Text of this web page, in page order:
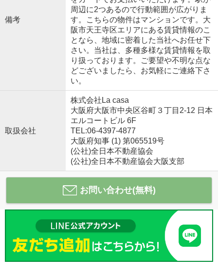
備考
周辺に2つあるので行動範囲が広がりま
す。こちらの物件はマンションです。大
阪市天王寺区エリアにある賃貸情報のこ
となら、地域に密着した当社へお任せ下
さい。当社は、多種多様な賃貸情報を取
り扱っております。ご要望や不明な点な
どございましたら、お気軽にご連絡下さ
い。
取扱会社
株式会社La casa
大阪府大阪市中央区谷町３丁目2-12 日本
エルコートビル 6F
TEL:06-4397-4877
大阪府知事 (1) 第065519号
(公社)全日本不動産協会
(公社)全日本不動産協会大阪支部
お問い合わせ(無料)